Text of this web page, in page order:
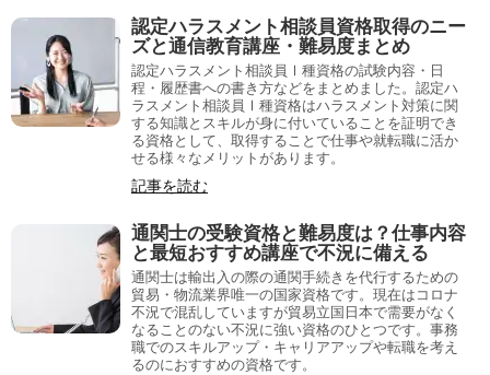
認定ハラスメント相談員資格取得のニー
ズと通信教育講座・難易度まとめ
認定ハラスメント相談員Ⅰ種資格の試験内容・日
程・履歴書への書き方などをまとめました。認定ハ
ラスメント相談員Ⅰ種資格はハラスメント対策に関
する知識とスキルが身に付いていることを証明でき
る資格として、取得することで仕事や就転職に活か
せる様々なメリットがあります。
記事を読む
通関士の受験資格と難易度は？仕事内容
と最短おすすめ講座で不況に備える
通関士は輸出入の際の通関手続きを代行するための
貿易・物流業界唯一の国家資格です。現在はコロナ
不況で混乱していますが貿易立国日本で需要がなく
なることのない不況に強い資格のひとつです。事務
職でのスキルアップ・キャリアアップや転職を考え
るのにおすすめの資格です。